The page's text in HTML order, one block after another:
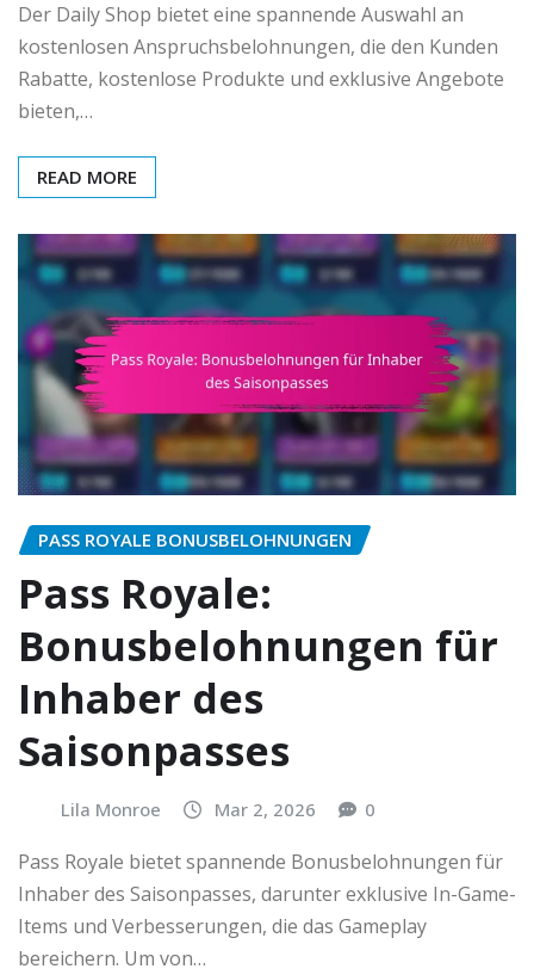
Der Daily Shop bietet eine spannende Auswahl an
kostenlosen Anspruchsbelohnungen, die den Kunden
Rabatte, kostenlose Produkte und exklusive Angebote
bieten,…
READ MORE
PASS ROYALE BONUSBELOHNUNGEN
Pass Royale:
Bonusbelohnungen für
Inhaber des
Saisonpasses
Lila Monroe Mar 2, 2026 0
Pass Royale bietet spannende Bonusbelohnungen für
Inhaber des Saisonpasses, darunter exklusive In-Game-
Items und Verbesserungen, die das Gameplay
bereichern. Um von…